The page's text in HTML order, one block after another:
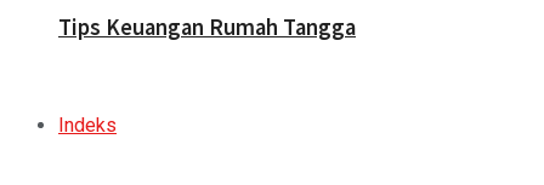
Tips Keuangan Rumah Tangga
Indeks